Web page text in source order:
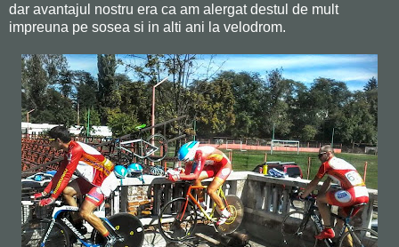
dar avantajul nostru era ca am alergat destul de mult
impreuna pe sosea si in alti ani la velodrom.